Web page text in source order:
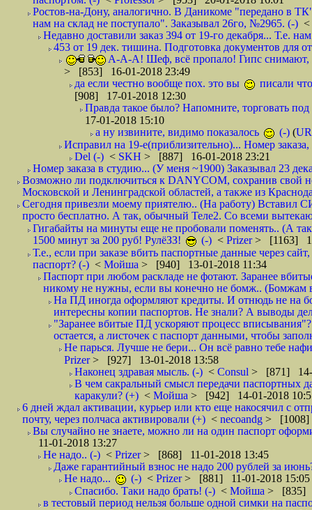
Ростов-на-Дону, аналогично. В Даникоме "передано в
нам на склад не поступало". Заказывал 26го, №2965. (-) <
Недавно доставили заказ 394 от 19-го декабря... Т.е.
453 от 19 дек. тишина. Подготовка документов для
А-А-А! Шеф, всё пропало! Гипс снимают,
> [853] 16-01-2018 23:49
да если честно вообще пох. это вы
писали
[908] 17-01-2018 12:30
Правда такое было? Напомните, торговать
17-01-2018 15:10
а ну извините, видимо показалось
(-) (
Исправил на 19-е(приблизительно)... Номер
Del (-) < SKH > [887] 16-01-2018 23:21
Номер заказа в студию... (У меня ~1900) Заказывал 23
Возможно ли подключиться к DANYCOM, сохранив свой
Московской и Ленинградской областей, а также из
Сегодня привезли моему приятелю.. (На работу) Вставил
просто бесплатно. А так, обычный Теле2. Со всеми
Гигабайты на минуты еще не пробовали поменять.. (А
1500 минут за 200 руб! РулёЗЗ!
(-) < Prizer> [1163]
Т.е., если при заказе вбить паспортные данные через
паспорт? (-) < Мойша > [940] 13-01-2018 11:34
Паспорт при любом раскладе не фотают. Заранее
никому не нужны, если вы конечно не бомж.. (Бомжам
На ПД иногда оформляют кредиты. И отнюдь не на
интересны копии паспортов. Не знали? А выводы
"Заранее вбитые ПД ускоряют процесс
остается, а листочек с паспорт данными, чтобы
Не парься. Лучше не бери... Он всё равно тебе
Prizer> [927] 13-01-2018 13:58
Наконец здравая мысль. (-) < Consul > [871] 14-
В чем сакральный смысл передачи паспортных
каракули? (+) < Мойша > [942] 14-01-2018
6 дней ждал активации, курьер или кто еще накосячил с
почту, через полчаса активировали (+) < necoandg > [1008]
Вы случайно не знаете, можно ли на один паспорт
11-01-2018 13:27
Не надо.. (-) < Prizer> [868] 11-01-2018 13:45
Даже гарантийный взнос не надо 200 рублей за
Не надо...
(-) < Prizer> [881] 11-01-2018 15:05
Спасибо. Таки надо брать! (-) < Мойша > [835]
в тестовый период нельзя больше одной симки на